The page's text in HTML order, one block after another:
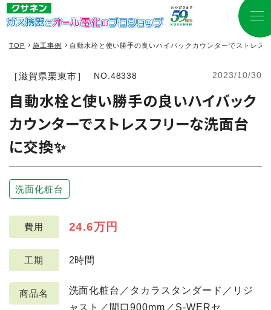
TOP 施工事例 自動水栓と使い勝手の良いハイバックカウンターでストレス
［滋賀県栗東市］ NO.48338 2023/10/30
自動水栓と使い勝手の良いハイバック
カウンターでストレスフリーな洗面台
に交換✨
洗面化粧台
費用 24.6万円
工期 2時間
商品名
洗面化粧台／タカラスタンダード／リジ
ャスト／間口900mm／S-WERセ